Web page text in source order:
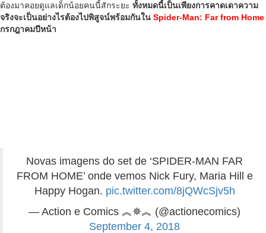
ต้องมาคอยดูแลเด็กน้อยคนนี้สักระยะ ทั้งหมดนี้เป็นเพียงการคาดเดาความ
จริงจะเป็นอย่างไรต้องไปพิสูจน์พร้อมกันใน Spider-Man: Far from Home
กรกฎาคมปีหน้า
Novas imagens do set de ‘SPIDER-MAN FAR
FROM HOME’ onde vemos Nick Fury, Maria Hill e
Happy Hogan. pic.twitter.com/8jQWcSjv5h
— Action e Comics ︽✵︽ (@actionecomics)
September 4, 2018